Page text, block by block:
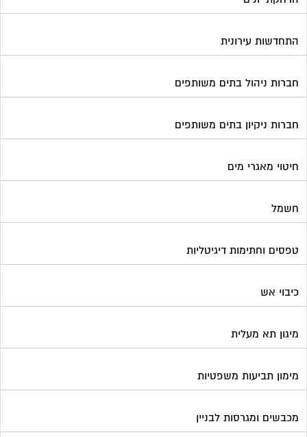
התחדשות עירונית
חברות ניהול בתים משותפים
חברות ניקיון בתים משותפים
חיטוי מאגרי מים
חשמל
טפסים וחתימות דיגיטליות
כיבוי אש
מיגון תא מעלית
מימון תביעות משפטיות
מכבשים ומגרסות לבניין